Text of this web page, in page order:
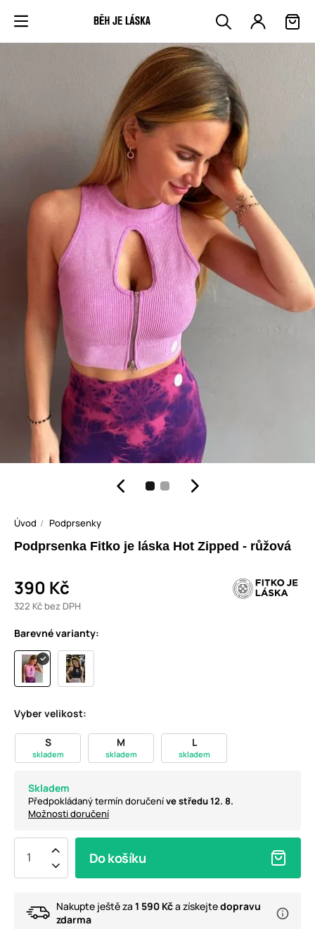
Úvod Podprsenky
Podprsenka Fitko je láska Hot Zipped - růžová
390 Kč
322 Kč bez DPH
Barevné varianty:
Vyber velikost:
S
skladem
M
skladem
L
skladem
Skladem
Předpokládaný termín doručeníve středu 12. 8.
Možnosti doručení
Do košíku
Nakupte ještě za 1 590 Kča získejtedopravu
zdarma